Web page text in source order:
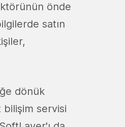
önde
satın
dönük
bilişim servisi